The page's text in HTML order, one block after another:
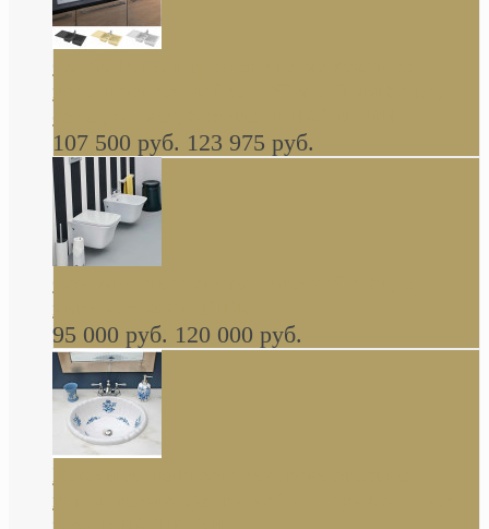
керамическая мойка 1160 x 510 мм белая,
серая, черная, бежевая В НАЛИЧИИ
107 500 руб. 123 975 руб.
навесное КОМПЛЕКТ
95 000 руб. 120 000 руб.
Decorated Bathroom раковина овальная
встраиваемая для ванной с рисунком синяя